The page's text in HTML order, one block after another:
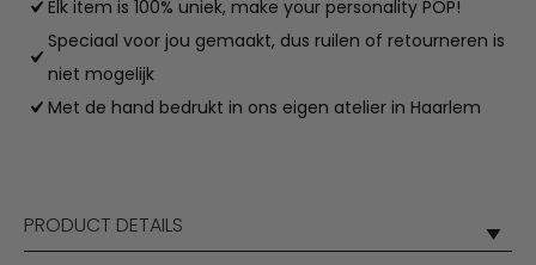
Elk item is 100% uniek, make your personality POP!
Speciaal voor jou gemaakt, dus ruilen of retourneren is
niet mogelijk
Met de hand bedrukt in ons eigen atelier in Haarlem
PRODUCT DETAILS